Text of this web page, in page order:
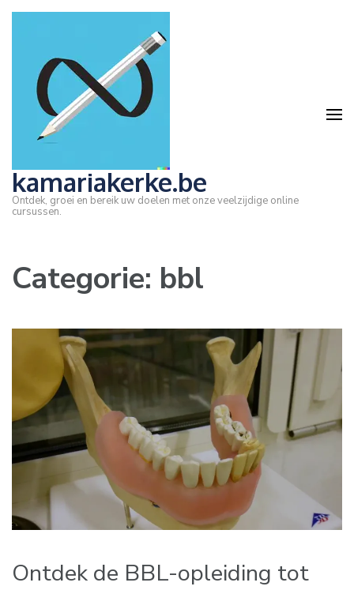
Ga
Enter)
kamariakerke.be
Ontdek, groei en bereik uw doelen met onze veelzijdige online
cursussen.
Categorie: bbl
Ontdek de BBL-opleiding tot